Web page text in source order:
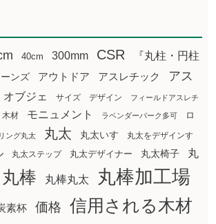
40cm 300mm CSR
『丸柱・円柱
ンズ アウトドア アスレチック
アス
オブジェ サイズ デザイン フィールドアスレチ
木材 モニュメント ラベンダーパーク多可
ロ
ング丸太 丸太 丸太いす
丸太をデザインす
丸太ステップ 丸太デザイナー 丸太椅子 丸
丸棒 丸棒丸太 丸棒加工場
素杯 価格
信用される木材